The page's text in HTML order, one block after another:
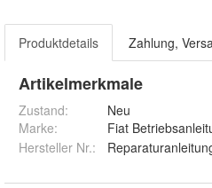
Produktdetails Zahlung,
Artikelmerkmale
Zustand:
Neu
Marke:
Fiat
Hersteller Nr.: